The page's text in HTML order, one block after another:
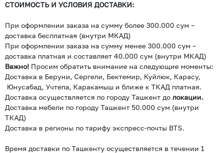
СТОИМОСТЬ И УСЛОВИЯ ДОСТАВКИ:
При оформлении заказа на сумму более 300.000 сум –
доставка бесплатная (внутри МКАД)
При оформлении заказа на сумму менее 300.000 сум –
доставка платная и составляет 40.000 сум (внутри МКАД)
Важно! Просим обратить внимание на следующие моменты:
Доставка в Беруни, Сергели, Бектемир, Куйлюк, Карасу,
Юнусабад, Учтепа, Каракамыш и ближе к ТКАД платная.
Доставка осуществляется по городу Ташкент до локации.
Доставка мебели по городу Ташкент 50.000 сум (внутри
ТКАД)
Доставка в регионы по тарифу экспресс-почты BTS.
Время доставки по Ташкенту осуществляется в течении 1